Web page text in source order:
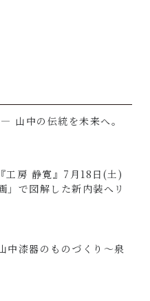
山中の伝統を未来へ。
工房 静寛』7月18日(土)
」で図解した新内装へリ
中漆器のものづくり～泉